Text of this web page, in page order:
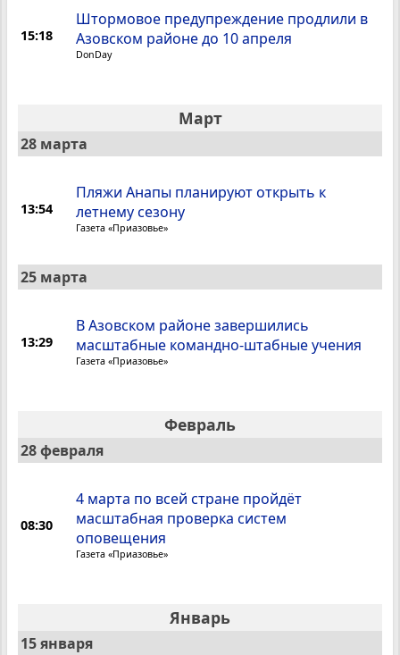
15:18
Штормовое предупреждение продлили в
Азовском районе до 10 апреля
DonDay
Март
28 марта
13:54
Пляжи Анапы планируют открыть к
летнему сезону
Газета «Приазовье»
25 марта
13:29
В Азовском районе завершились
масштабные командно-штабные учения
Газета «Приазовье»
Февраль
28 февраля
08:30
4 марта по всей стране пройдёт
масштабная проверка систем
оповещения
Газета «Приазовье»
Январь
15 января